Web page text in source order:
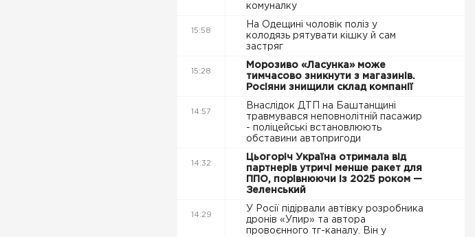
комуналку
15:58
На Одещині чоловік поліз у
колодязь рятувати кішку й сам
застряг
15:28
Морозиво «Ласунка» може
тимчасово зникнути з магазинів.
Росіяни знищили склад компанії
14:57
Внаслідок ДТП на Баштанщині
травмувався неповнолітній пасажир
- поліцейські встановлюють
обставини автопригоди
14:32
Цьогоріч Україна отримала від
партнерів утричі менше ракет для
ППО, порівнюючи із 2025 роком —
Зеленський
14:29
У Росії підірвали автівку розробника
дронів «Упир» та автора
провоєнного тг-каналу. Він у